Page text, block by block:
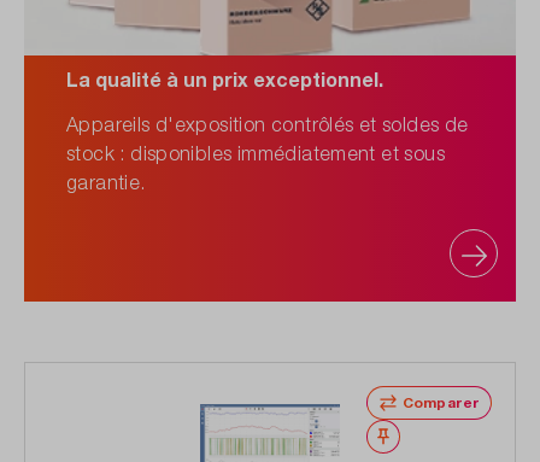
La qualité à un prix exceptionnel.
Appareils d'exposition contrôlés et soldes de
stock : disponibles immédiatement et sous
garantie.
Comparer
Noter